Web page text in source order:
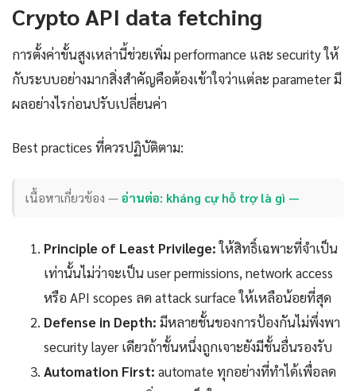
Crypto API data fetching
การตั้งค่าขั้นสูงเหล่านี้ช่วยเพิ่ม performance และ security ให้
กับระบบอย่างมากสิ่งสำคัญคือต้องเข้าใจว่าแต่ละ parameter มี
ผลอย่างไรก่อนปรับเปลี่ยนค่า
Best practices ที่ควรปฏิบัติตาม:
เนื้อหาเกี่ยวข้อง —อ่านต่อ: kháng cự hỗ trợ là gì —
Principle of Least Privilege:ให้สิทธิ์เฉพาะที่จำเป็น
เท่านั้นไม่ว่าจะเป็น user permissions, network access
หรือ API scopes ลด attack surface ให้เหลือน้อยที่สุด
Defense in Depth: มีหลายชั้นของการป้องกันไม่พึ่งพา
security layer เดียวถ้าชั้นหนึ่งถูกเจาะยังมีชั้นอื่นรองรับ
Automation First: automate ทุกอย่างที่ทำได้เพื่อลด